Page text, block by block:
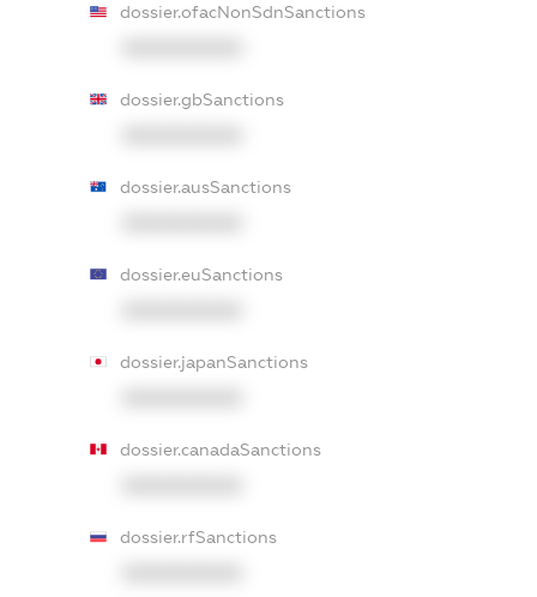
dossier.ofacNonSdnSanctions
dossier.gbSanctions
dossier.ausSanctions
dossier.euSanctions
dossier.japanSanctions
dossier.canadaSanctions
dossier.rfSanctions